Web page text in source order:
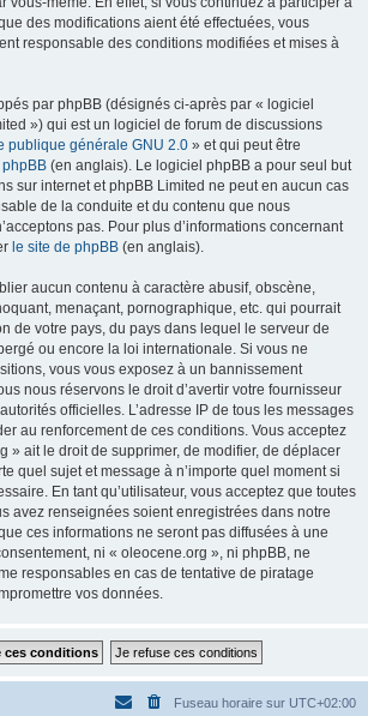
des modifications aient été effectuées, vous
responsable des conditions modifiées et mises à
par phpBB (désignés ci-après par « logiciel
») qui est un logiciel de forum de discussions
publique générale GNU 2.0 » et qui peut être
phpBB (en anglais). Le logiciel phpBB a pour seul but
sur internet et phpBB Limited ne peut en aucun cas
de la conduite et du contenu que nous
pas. Pour plus d’informations concernant
le site de phpBB (en anglais).
aucun contenu à caractère abusif, obscène,
menaçant, pornographique, etc. qui pourrait
de votre pays, du pays dans lequel le serveur de
ou encore la loi internationale. Si vous ne
vous vous exposez à un bannissement
nous réservons le droit d’avertir votre fournisseur
officielles. L’adresse IP de tous les messages
au renforcement de ces conditions. Vous acceptez
» ait le droit de supprimer, de modifier, de déplacer
quel sujet et message à n’importe quel moment si
En tant qu’utilisateur, vous acceptez que toutes
avez renseignées soient enregistrées dans notre
ces informations ne seront pas diffusées à une
ni « oleocene.org », ni phpBB, ne
responsables en cas de tentative de piratage
vos données.
Fuseau horaire sur UTC+02:00